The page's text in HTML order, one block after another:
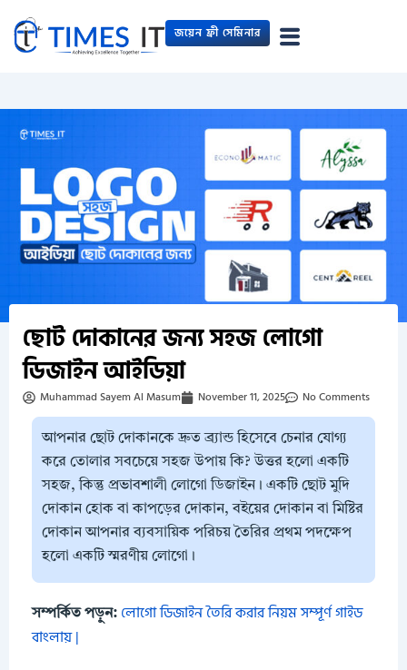
জয়েন ফ্রী সেমিনার
ছোট দোকানের জন্য সহজ লোগো
ডিজাইন আইডিয়া
Muhammad Sayem Al Masum November 11, 2025 No Comments
আপনার ছোট দোকানকে দ্রুত ব্র্যান্ড হিসেবে চেনার যোগ্য
করে তোলার সবচেয়ে সহজ উপায় কি? উত্তর হলো একটি
সহজ, কিন্তু প্রভাবশালী লোগো ডিজাইন। একটি ছোট মুদি
দোকান হোক বা কাপড়ের দোকান, বইয়ের দোকান বা মিষ্টির
দোকান আপনার ব্যবসায়িক পরিচয় তৈরির প্রথম পদক্ষেপ
হলো একটি স্মরণীয় লোগো।
সম্পর্কিত পড়ুন: লোগো ডিজাইন তৈরি করার নিয়ম সম্পূর্ণ গাইড
বাংলায় |